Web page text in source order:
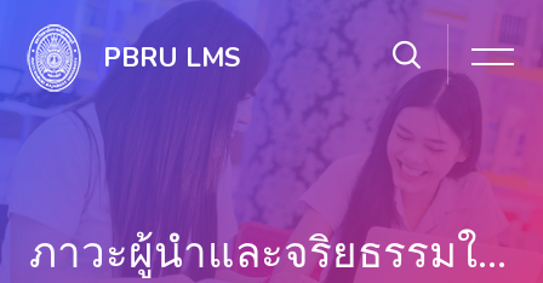
PBRU LMS
ภาวะผู้นำและจริยธรรมในการบริหาร